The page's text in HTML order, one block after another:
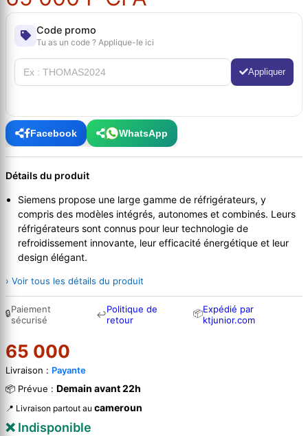
Code promo
Tu as un code ? Applique-le ici
Appliquer
Facebook WhatsApp
Détails du produit
Siemens propose une large gamme de réfrigérateurs, y
compris des modèles intégrés, autonomes et combinés. Leurs
réfrigérateurs sont connus pour leur technologie de
refroidissement innovante, leur efficacité énergétique et leur
design élégant.
› Voir tous les détails du produit
🔒Paiement
sécurisé
↩Politique de
retour
📦Expédié par
ktjunior.com
65 000
Livraison : Payante
📦 Prévue : Demain avant 22h
📍 Livraison partout au cameroun
❌ Indisponible